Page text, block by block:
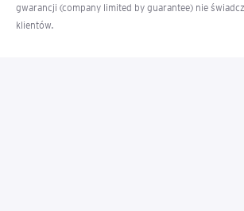
gwarancji (company limited by guarantee) nie
klientów.